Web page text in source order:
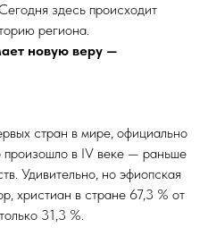
здесь происходит
региона.
новую веру —
стран в мире, официально
произошло в IV веке — раньше
Удивительно, но эфиопская
христиан в стране 67,3 % от
31,3 %.